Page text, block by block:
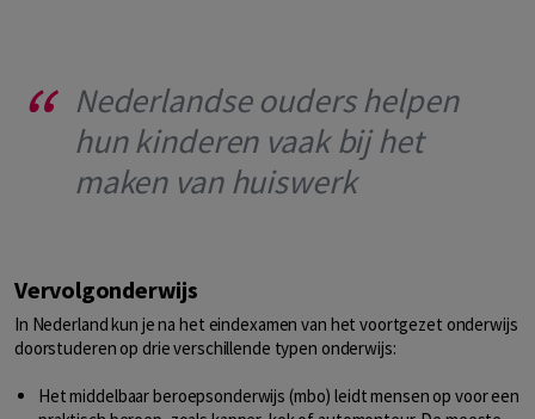
Nederlandse ouders helpen
hun kinderen vaak bij het
maken van huiswerk
Vervolgonderwijs
In Nederland kun je na het eindexamen van het voortgezet onderwijs
doorstuderen op drie verschillende typen onderwijs:
Het middelbaar beroepsonderwijs (mbo) leidt mensen op voor een